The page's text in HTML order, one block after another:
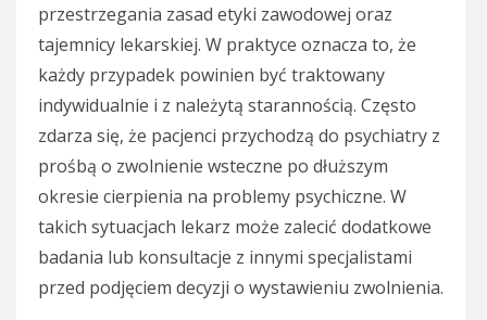
przestrzegania zasad etyki zawodowej oraz
tajemnicy lekarskiej. W praktyce oznacza to, że
każdy przypadek powinien być traktowany
indywidualnie i z należytą starannością. Często
zdarza się, że pacjenci przychodzą do psychiatry z
prośbą o zwolnienie wsteczne po dłuższym
okresie cierpienia na problemy psychiczne. W
takich sytuacjach lekarz może zalecić dodatkowe
badania lub konsultacje z innymi specjalistami
przed podjęciem decyzji o wystawieniu zwolnienia.